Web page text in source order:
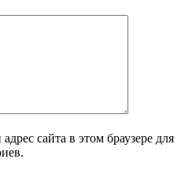
сайта в этом браузере для